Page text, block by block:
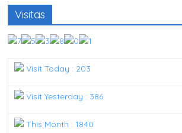
Visitas
Visit Today : 203
Visit Yesterday : 386
This Month : 1840